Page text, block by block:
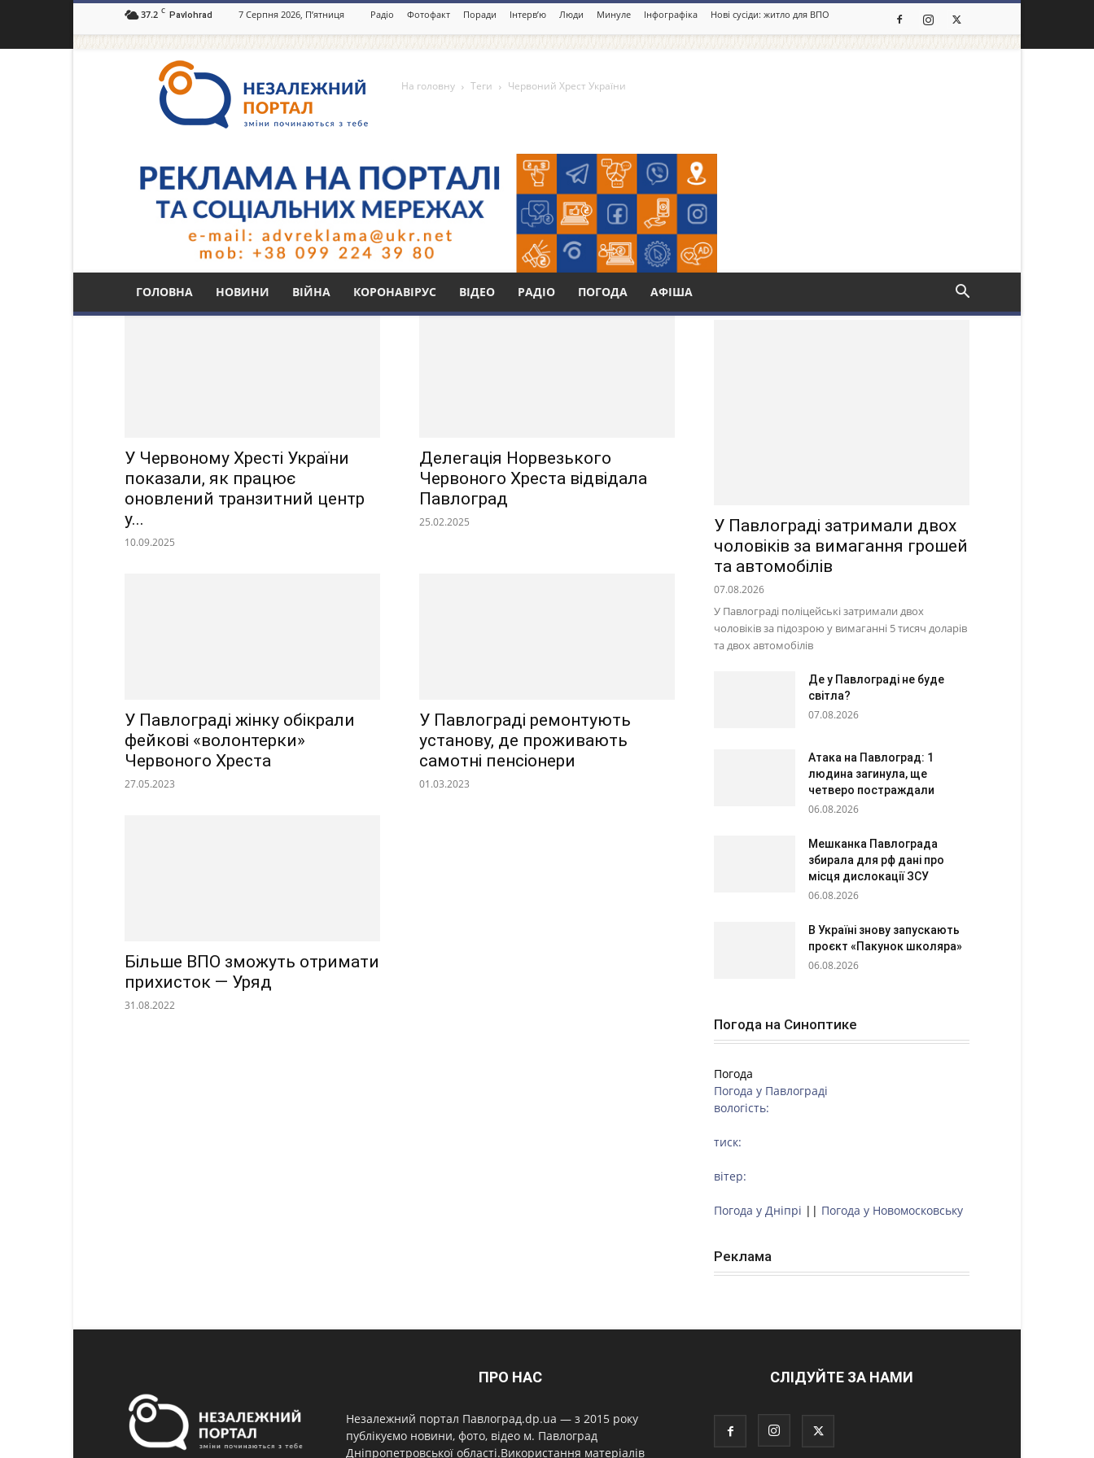
37.2 C Pavlohrad 7 Серпня 2026, П’ятниця Радіо Фотофакт Поради Інтерв’ю Люди Минуле Інфографіка Нові сусіди: житло для ВПО
портал
Павлоград.dp.ua
ГОЛОВНА НОВИНИ ВІЙНА КОРОНАВІРУС ВІДЕО РАДІО ПОГОДА АФІША
На головну Теги Червоний Хрест України
Тег: Червоний Хрест України
У Червоному Хресті України
показали, як працює
оновлений транзитний центр
у...
10.09.2025
Делегація Норвезького
Червоного Хреста відвідала
Павлоград
25.02.2025
У Павлограді жінку обікрали
фейкові «волонтерки»
Червоного Хреста
27.05.2023
У Павлограді ремонтують
установу, де проживають
самотні пенсіонери
01.03.2023
Більше ВПО зможуть отримати
прихисток — Уряд
31.08.2022
У Павлограді затримали двох
чоловіків за вимагання грошей
та автомобілів
07.08.2026
У Павлограді поліцейські затримали двох
чоловіків за підозрою у вимаганні 5 тисяч доларів
та двох автомобілів
Де у Павлограді не буде
світла?
07.08.2026
Атака на Павлоград: 1
людина загинула, ще
четверо постраждали
06.08.2026
Мешканка Павлограда
збирала для рф дані про
місця дислокації ЗСУ
06.08.2026
В Україні знову запускають
проєкт «Пакунок школяра»
06.08.2026
Погода на Синоптике
Погода
Погода у Павлограді
вологість:
тиск:
вітер:
Погода у Дніпрі || Погода у Новомосковську
Реклама
ПРО НАС
Незалежний портал Павлоград.dp.ua — з 2015 року
публікуємо новини, фото, відео м. Павлоград
Дніпропетровської області.Використання матеріалів
СЛІДУЙТЕ ЗА НАМИ